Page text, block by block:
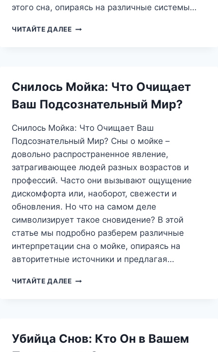
этого сна, опираясь на различные системы…
ЧИТАЙТЕ ДАЛЕЕСОН
СИМВОЛИЗМ
ПРЕДСКАЗАНИЯ
Снилось Мойка: Что Очищает
Ваш Подсознательный Мир?
Снилось Мойка: Что Очищает Ваш
Подсознательный Мир? Сны о мойке –
довольно распространенное явление,
затрагивающее людей разных возрастов и
профессий. Часто они вызывают ощущение
дискомфорта или, наоборот, свежести и
обновления. Но что на самом деле
символизирует такое сновидение? В этой
статье мы подробно разберем различные
интерпретации сна о мойке, опираясь на
авторитетные источники и предлагая…
ЧИТАЙТЕ ДАЛЕЕСНИЛОСЬ
МИР?
Убийца Снов: Кто Он в Вашем